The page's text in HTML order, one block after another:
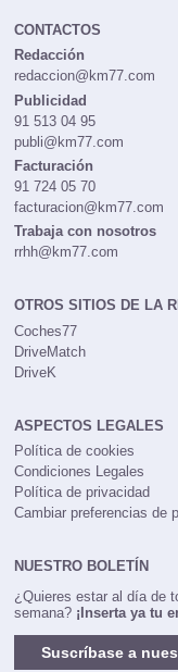
CONTACTOS
Redacción
redaccion@km77.com
Publicidad
91 513 04 95
publi@km77.com
Facturación
91 724 05 70
facturacion@km77.com
Trabaja con nosotros
rrhh@km77.com
OTROS SITIOS DE LA
Coches77
DriveMatch
DriveK
ASPECTOS LEGALES
Política de cookies
Condiciones Legales
Política de privacidad
Cambiar preferencias de
NUESTRO BOLETÍN
¿Quieres estar al día de
semana? ¡Inserta ya tu
Suscríbase a